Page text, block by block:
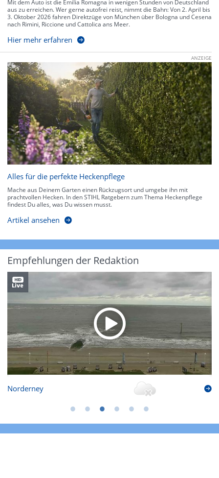
Mit dem Auto ist die Emilia Romagna in wenigen Stunden von Deutschland
aus zu erreichen. Wer gerne autofrei reist, nimmt die Bahn: Von 2. April bis
3. Oktober 2026 fahren Direktzüge von München über Bologna und Cesena
nach Rimini, Riccione und Cattolica ans Meer.
Hier mehr erfahren
ANZEIGE
Alles für die perfekte Heckenpflege
Mache aus Deinem Garten einen Rückzugsort und umgebe ihn mit
prachtvollen Hecken. In den STIHL Ratgebern zum Thema Heckenpflege
findest Du alles, was Du wissen musst.
Artikel ansehen
Empfehlungen der Redaktion
Norderney